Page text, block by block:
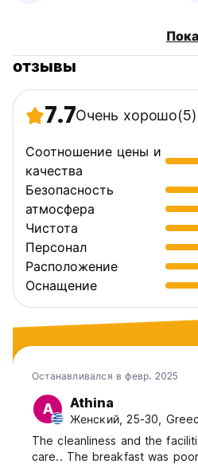
отзывы
7.7Очень хорошо(5)
Соотношение цены и
качества
Безопасность
атмосфера
Чистота
Персонал
Расположение
Оснащение
Останавливался в февр. 2025
A Athina
Женский, 25-30,
The cleanliness and the
care.. The breakfast was